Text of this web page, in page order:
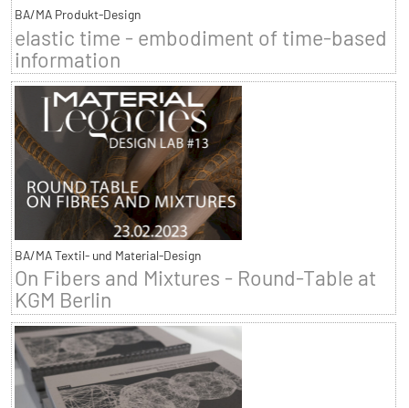
BA/MA Produkt-Design
elastic time - embodiment of time-based
information
BA/MA Textil- und Material-Design
On Fibers and Mixtures - Round-Table at
KGM Berlin